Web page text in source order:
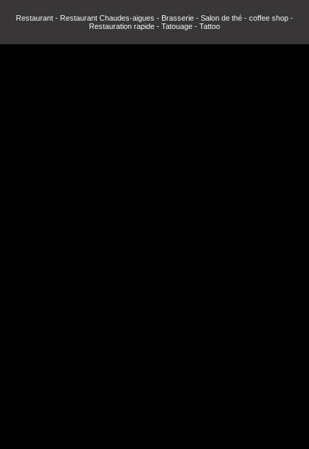
Restaurant - Restaurant Chaudes-aigues - Brasserie - Salon de thé - coffee shop -
Restauration rapide - Tatouage - Tattoo